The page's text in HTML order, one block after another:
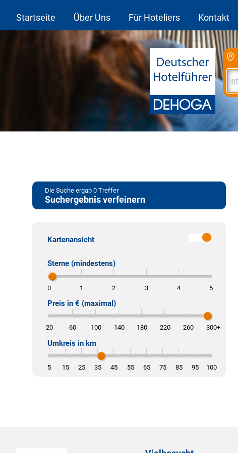
Startseite Über Uns Für Hoteliers Kontakt
Die Suche ergab 0 Treffer
Suchergebnis verfeinern
Kartenansicht
Sterne (mindestens)
0 1 2 3 4 5
Preis in € (maximal)
20 60 100 140 180 220 260 300+
Umkreis in km
5 15 25 35 45 55 65 75 85 95 100